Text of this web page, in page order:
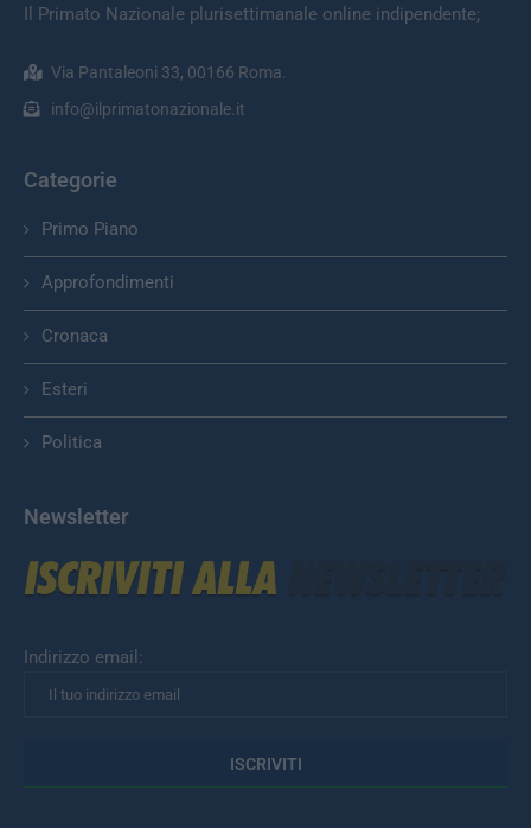
Il Primato Nazionale plurisettimanale online indipendente;
Via Pantaleoni 33, 00166 Roma.
info@ilprimatonazionale.it
Categorie
Primo Piano
Approfondimenti
Cronaca
Esteri
Politica
Newsletter
Indirizzo email: